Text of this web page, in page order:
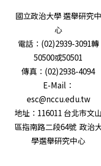
國立政治大學 選舉研究中
心
電話：(02)2939-3091轉
50500或50501
傳真：(02)2938-4094
E-Mail：
esc@nccu.edu.tw
地址：116011 台北市文山
區指南路二段64號 政治
學選舉研究中心